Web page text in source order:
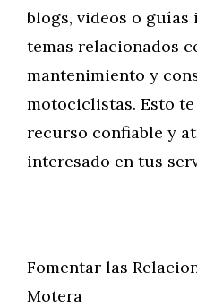
blogs, videos o guías
temas relacionados
mantenimiento y
motociclistas. Esto
recurso confiable y
interesado en tus
Fomentar las
Motera